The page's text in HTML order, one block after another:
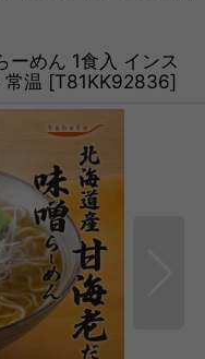
ーめん 1食入 インス
温 [T81KK92836]